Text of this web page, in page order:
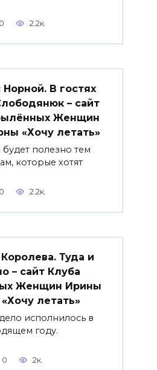
0 2.2к.
Норной. В гостях
– сайт
Женщин
«Хочу летать»
полезно тем
которые хотят
0 2.2к.
Туда и
– сайт Клуба
Женщин Ирины
летать»
исполнилось в
году.
0 2к.